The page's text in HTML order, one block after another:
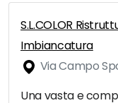
S.L.COLOR
Imbiancatura
Via Campo
Una vasta e